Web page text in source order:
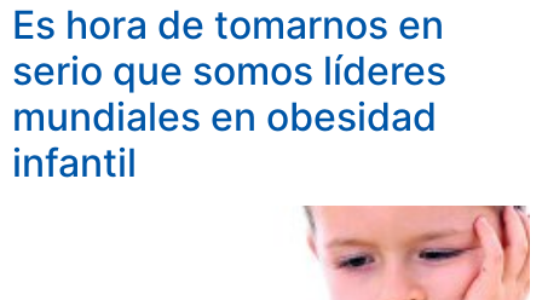
Es hora de tomarnos en
serio que somos líderes
mundiales en obesidad
infantil